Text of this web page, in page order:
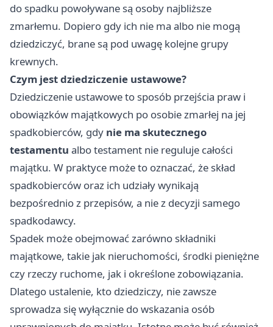
do spadku powoływane są osoby najbliższe
zmarłemu. Dopiero gdy ich nie ma albo nie mogą
dziedziczyć, brane są pod uwagę kolejne grupy
krewnych.
Czym jest dziedziczenie ustawowe?
Dziedziczenie ustawowe to sposób przejścia praw i
obowiązków majątkowych po osobie zmarłej na jej
spadkobierców, gdy nie ma skutecznego
testamentu albo testament nie reguluje całości
majątku. W praktyce może to oznaczać, że skład
spadkobierców oraz ich udziały wynikają
bezpośrednio z przepisów, a nie z decyzji samego
spadkodawcy.
Spadek może obejmować zarówno składniki
majątkowe, takie jak nieruchomości, środki pieniężne
czy rzeczy ruchome, jak i określone zobowiązania.
Dlatego ustalenie, kto dziedziczy, nie zawsze
sprowadza się wyłącznie do wskazania osób